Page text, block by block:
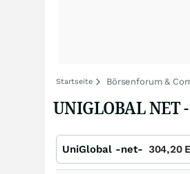
Startseite Börsenforum &
UNIGLOBAL NET
UniGlobal -net- 304,20